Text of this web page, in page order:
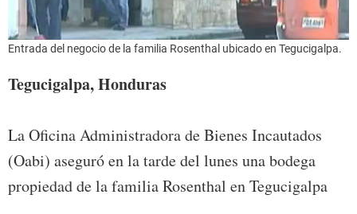
Entrada del negocio de la familia Rosenthal ubicado en Tegucigalpa.
Tegucigalpa, Honduras
La Oficina Administradora de Bienes Incautados
(Oabi) aseguró en la tarde del lunes una bodega
propiedad de la familia Rosenthal en Tegucigalpa